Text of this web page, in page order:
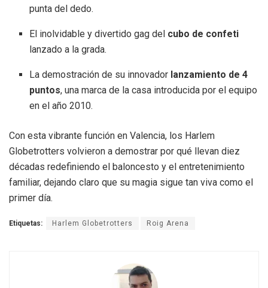
punta del dedo.
El inolvidable y divertido gag del cubo de confeti
lanzado a la grada.
La demostración de su innovador lanzamiento de 4
puntos, una marca de la casa introducida por el equipo
en el año 2010.
Con esta vibrante función en Valencia, los Harlem
Globetrotters volvieron a demostrar por qué llevan diez
décadas redefiniendo el baloncesto y el entretenimiento
familiar, dejando claro que su magia sigue tan viva como el
primer día.
Etiquetas: Harlem Globetrotters Roig Arena